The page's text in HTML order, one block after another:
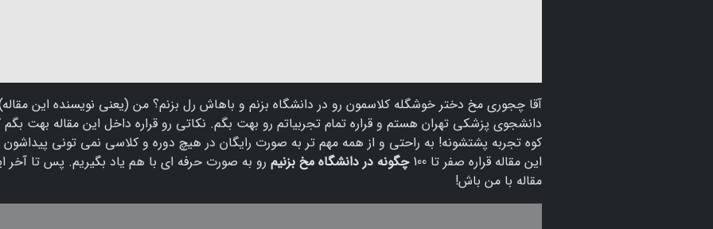
آقا چجوری مخ دختر خوشگله کلاسمون رو در دانشگاه بزنم و باهاش رل بزنم؟ من (یعنی نویسنده این
دانشجوی پزشکی تهران هستم و قراره تمام تجربیاتم رو بهت بگم. نکاتی رو قراره داخل این مقاله بهت بگم
کوه تجربه پشتشونه! به راحتی و از همه مهم تر به صورت رایگان در هیچ دوره و کلاسی نمی تونی
این مقاله قراره صفر تا 100
چگونه در دانشگاه مخ بزنیم رو به صورت حرفه ای با هم یاد بگیریم. پس تا آخر
مقاله با من باش!